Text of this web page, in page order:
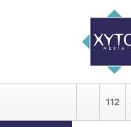
112